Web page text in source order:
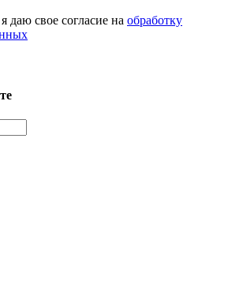
даю свое согласие на обработку